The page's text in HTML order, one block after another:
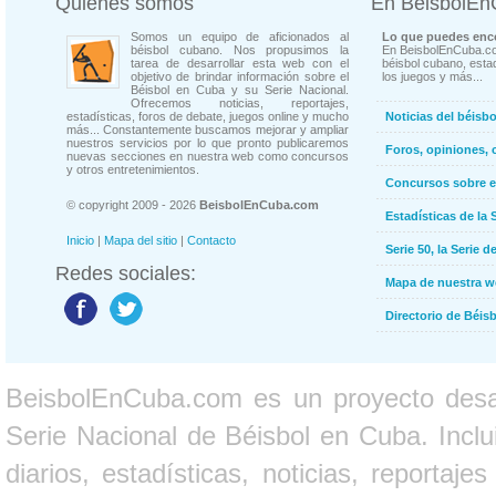
Somos un equipo de aficionados al
béisbol cubano. Nos propusimos la
tarea de desarrollar esta web con el
objetivo de brindar información sobre el
Béisbol en Cuba y su Serie Nacional.
Ofrecemos noticias, reportajes,
estadísticas, foros de debate, juegos online y mucho
más... Constantemente buscamos mejorar y ampliar
nuestros servicios por lo que pronto publicaremos
nuevas secciones en nuestra web como concursos
y otros entretenimientos.
© copyright 2009 - 2026 BeisbolEnCuba.com
Inicio | Mapa del sitio | Contacto
Redes sociales:
Lo que puedes
En
béisbol cubano,
los juegos y más...
Noticias del
Foros, opiniones,
Concursos sobre
Estadísticas de la
Serie 50, la Serie
Mapa de nuestra
Directorio de
BeisbolEnCuba.com es un proyecto
Serie Nacional de Béisbol en Cuba.
diarios, estadísticas, noticias,